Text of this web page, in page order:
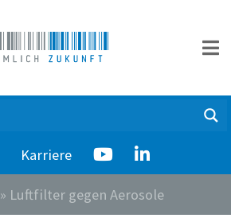
Karriere
» Luftfilter gegen Aerosole